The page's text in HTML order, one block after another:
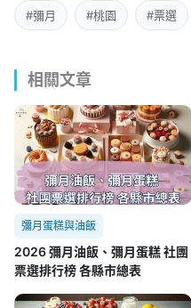
#彌月 #桃園 #票選
相關文章
彌月蛋糕與油飯
2026 彌月油飯、彌月蛋糕 社團
票選排行榜 各縣市總表